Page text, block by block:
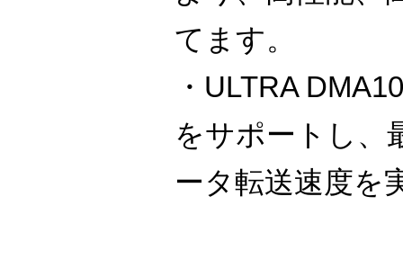
てます。
・ULTRA
をサポートし、
ータ転送速度を